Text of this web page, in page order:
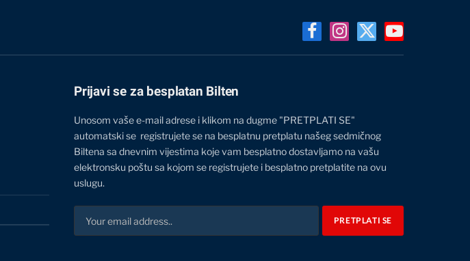
FacebookInstagram
X
(Twitter)
YouTube
Prijavi se za besplatan Bilten
Unosom vaše e-mail adrese i klikom na dugme "PRETPLATI SE"
automatski se registrujete se na besplatnu pretplatu našeg sedmičnog
Biltena sa dnevnim vijestima koje vam besplatno dostavljamo na vašu
elektronsku poštu sa kojom se registrujete i besplatno pretplatite na ovu
uslugu.